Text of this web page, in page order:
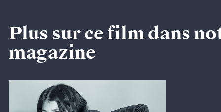
Plus sur ce film dans
magazine